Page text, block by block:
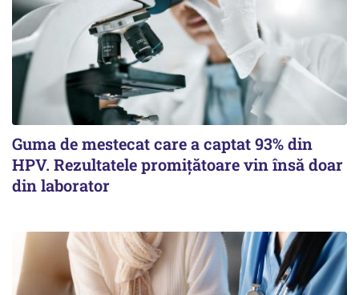
Guma de mestecat care a captat 93% din
HPV. Rezultatele promițătoare vin însă doar
din laborator